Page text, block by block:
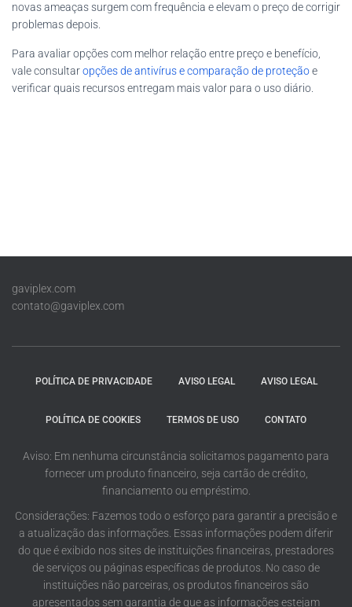
novas ameaças surgem com frequência e elevam o preço de corrigir
problemas depois.
Para avaliar opções com melhor relação entre preço e benefício,
vale consultaropções de antivírus e comparação de proteçãoe
verificar quais recursos entregam mais valor para o uso diário.
gaviplex.com
contato@gaviplex.com
POLÍTICA DE PRIVACIDADE AVISO LEGAL AVISO LEGAL
POLÍTICA DE COOKIES TERMOS DE USO CONTATO
Aviso: Em nenhuma circunstância solicitamos pagamento para
fornecer um produto financeiro, seja cartão de crédito,
financiamento ou empréstimo.
Considerações: Fazemos todo o esforço para garantir a precisão e
a atualização das informações. Essas informações podem diferir
do que é exibido nos sites de instituições financeiras, prestadores
de serviços ou páginas específicas de produtos. No caso de
instituições não parceiras, os produtos financeiros são
apresentados sem garantia de que as informações estejam